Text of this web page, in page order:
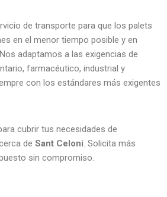
de transporte para que los palets
en el menor tiempo posible y en
adaptamos a las exigencias de
farmacéutico, industrial y
con los estándares más exigentes
cubrir tus necesidades de
de Sant Celoni. Solicita más
sin compromiso.